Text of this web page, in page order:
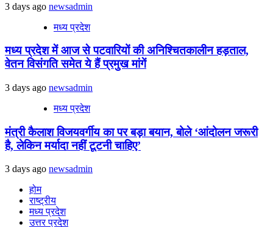
3 days ago newsadmin
मध्य प्रदेश
मध्य प्रदेश में आज से पटवारियों की अनिश्चितकालीन हड़ताल,
वेतन विसंगति समेत ये हैं प्रमुख मांगें
3 days ago newsadmin
मध्य प्रदेश
मंत्री कैलाश विजयवर्गीय का पर बड़ा बयान, बोले ‘आंदोलन जरूरी
है, लेकिन मर्यादा नहीं टूटनी चाहिए’
3 days ago newsadmin
होम
राष्ट्रीय
मध्य प्रदेश
उत्तर प्रदेश